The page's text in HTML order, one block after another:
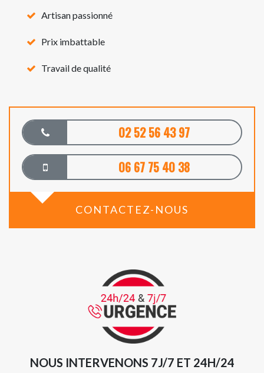
Artisan passionné
Prix imbattable
Travail de qualité
02 52 56 43 97
06 67 75 40 38
CONTACTEZ-NOUS
NOUS INTERVENONS 7J/7 ET 24H/24